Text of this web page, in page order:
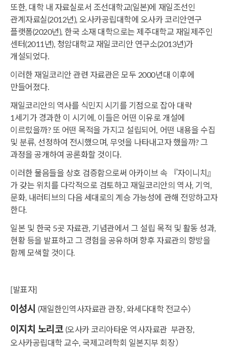
또한, 대학 내 자료실로서 조선대학교(일본)에 재일조선인
관계자료실(2012년), 오사카공립대학에 오사카 코리안연구
플랫폼(2020년), 한국 소재 대학으로는 제주대학교 재일제주인
센터(2011년), 청암대학교 재일코리안 연구소(2013년)가
개설되었다.
이러한 재일코리안 관련 자료관은 모두 2000년대 이후에
만들어졌다.
재일코리안의 역사를 식민지 시기를 기점으로 잡아 대략
1세기가 경과한 이 시기에, 이들은 어떤 이유로 개설에
이르렀을까? 또 어떤 목적을 가지고 설립되어, 어떤 내용을 수집
및 분류, 선정하여 전시했으며, 무엇을 나타내고자 했을까? 그
과정을 공개하여 공론화할 것이다.
이러한 물음들을 상호 검증함으로써 아카이브 속 『자이니치』
가 갖는 위치를 다각적으로 검토하고 재일코리안의 역사, 기억,
문화, 내러티브의 다음 세대로의 계승 가능성에 관해 전망하고자
한다.
일본 및 한국 5곳 자료관, 기념관에서 그 설립 목적 및 활동 성과,
현황 등을 발표하고 그 경험을 공유하며 향후 자료관의 향방을
함께 모색할 것이다.
[발표자]
이성시 (재일한인역사자료관 관장, 와세다대학 전교수）
이지치 노리코 (오사카 코리아타운 역사자료관 부관장,
오사카공립대학 교수, 국제고려학회 일본지부 회장）